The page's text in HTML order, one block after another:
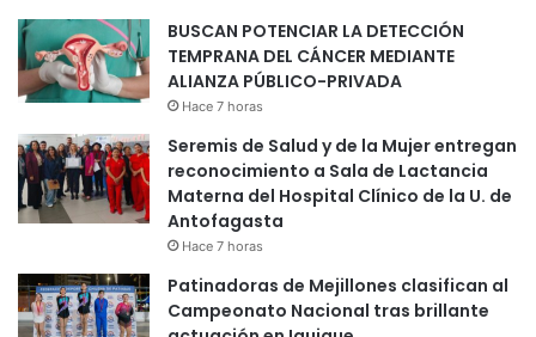
BUSCAN POTENCIAR LA DETECCIÓN
TEMPRANA DEL CÁNCER MEDIANTE
ALIANZA PÚBLICO-PRIVADA
Hace 7 horas
Seremis de Salud y de la Mujer entregan
reconocimiento a Sala de Lactancia
Materna del Hospital Clínico de la U. de
Antofagasta
Hace 7 horas
Patinadoras de Mejillones clasifican al
Campeonato Nacional tras brillante